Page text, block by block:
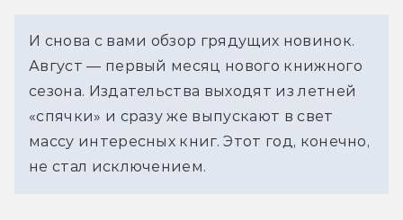
И снова с вами обзор грядущих новинок.
Август — первый месяц нового книжного
сезона. Издательства выходят из летней
«спячки» и сразу же выпускают в свет
массу интересных книг. Этот год, конечно,
не стал исключением.